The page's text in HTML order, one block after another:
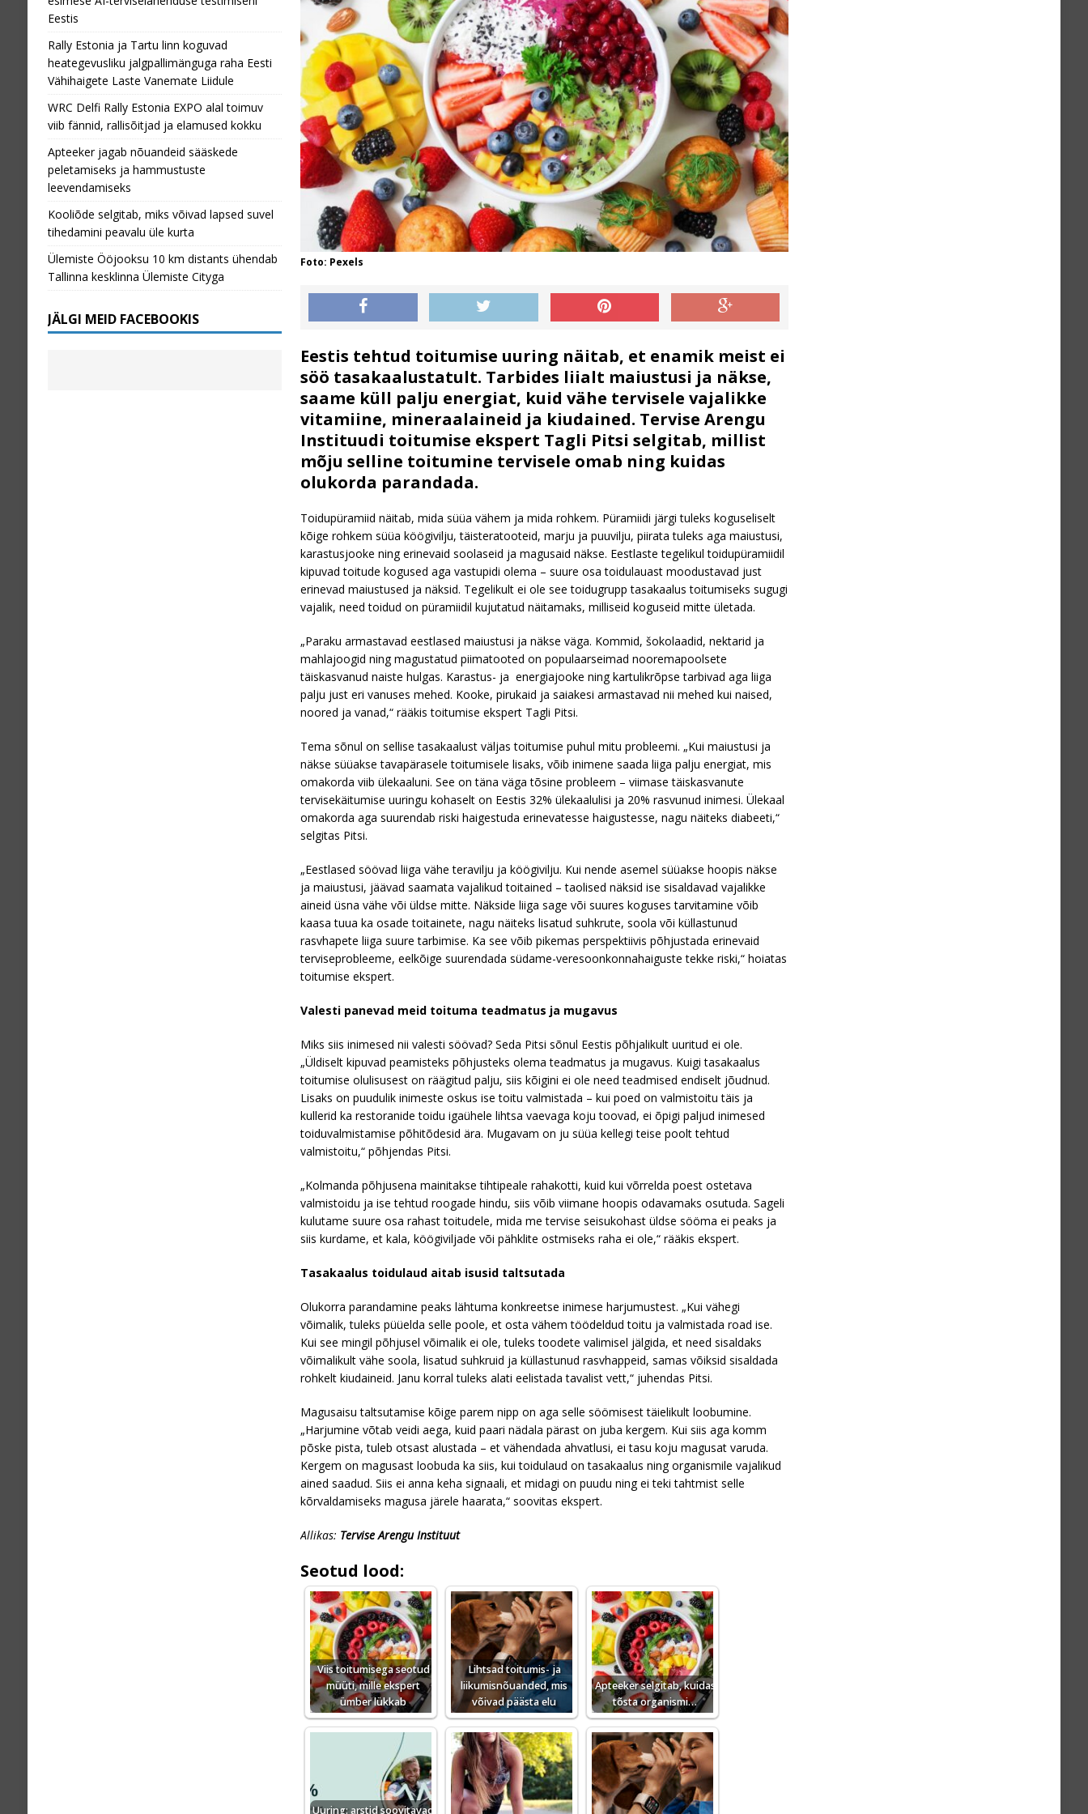
139 - 2026 AUGUST
Foto: Pexels
Eestis tehtud toitumise uuring näitab, et enamik meist ei
söö tasakaalustatult. Tarbides liialt maiustusi ja näkse,
saame küll palju energiat, kuid vähe tervisele vajalikke
vitamiine, mineraalaineid ja kiudained. Tervise Arengu
Instituudi toitumise ekspert Tagli Pitsi selgitab, millist
mõju selline toitumine tervisele omab ning kuidas
olukorda parandada.
Toidupüramiid näitab, mida süüa vähem ja mida rohkem. Püramiidi järgi tuleks koguseliselt
kõige rohkem süüa köögivilju, täisteratooteid, marju ja puuvilju, piirata tuleks aga maiustusi,
karastusjooke ning erinevaid soolaseid ja magusaid näkse. Eestlaste tegelikul toidupüramiidil
kipuvad toitude kogused aga vastupidi olema – suure osa toidulauast moodustavad just
erinevad maiustused ja näksid. Tegelikult ei ole see toidugrupp tasakaalus toitumiseks sugugi
vajalik, need toidud on püramiidil kujutatud näitamaks, milliseid koguseid mitte ületada.
„Paraku armastavad eestlased maiustusi ja näkse väga. Kommid, šokolaadid, nektarid ja
mahlajoogid ning magustatud piimatooted on populaarseimad nooremapoolsete
täiskasvanud naiste hulgas. Karastus- ja energiajooke ning kartulikrõpse tarbivad aga liiga
palju just eri vanuses mehed. Kooke, pirukaid ja saiakesi armastavad nii mehed kui naised,
noored ja vanad,“ rääkis toitumise ekspert Tagli Pitsi.
Tema sõnul on sellise tasakaalust väljas toitumise puhul mitu probleemi. „Kui maiustusi ja
näkse süüakse tavapärasele toitumisele lisaks, võib inimene saada liiga palju energiat, mis
omakorda viib ülekaaluni. See on täna väga tõsine probleem – viimase täiskasvanute
tervisekäitumise uuringu kohaselt on Eestis 32% ülekaalulisi ja 20% rasvunud inimesi. Ülekaal
omakorda aga suurendab riski haigestuda erinevatesse haigustesse, nagu näiteks diabeeti,“
selgitas Pitsi.
„Eestlased söövad liiga vähe teravilju ja köögivilju. Kui nende asemel süüakse hoopis näkse
ja maiustusi, jäävad saamata vajalikud toitained – taolised näksid ise sisaldavad vajalikke
aineid üsna vähe või üldse mitte. Näkside liiga sage või suures koguses tarvitamine võib
kaasa tuua ka osade toitainete, nagu näiteks lisatud suhkrute, soola või küllastunud
rasvhapete liiga suure tarbimise. Ka see võib pikemas perspektiivis põhjustada erinevaid
terviseprobleeme, eelkõige suurendada südame-veresoonkonnahaiguste tekke riski,“ hoiatas
toitumise ekspert.
Valesti panevad meid toituma teadmatus ja mugavus
Miks siis inimesed nii valesti söövad? Seda Pitsi sõnul Eestis põhjalikult uuritud ei ole.
„Üldiselt kipuvad peamisteks põhjusteks olema teadmatus ja mugavus. Kuigi tasakaalus
toitumise olulisusest on räägitud palju, siis kõigini ei ole need teadmised endiselt jõudnud.
Lisaks on puudulik inimeste oskus ise toitu valmistada – kui poed on valmistoitu täis ja
kullerid ka restoranide toidu igaühele lihtsa vaevaga koju toovad, ei õpigi paljud inimesed
toiduvalmistamise põhitõdesid ära. Mugavam on ju süüa kellegi teise poolt tehtud
valmistoitu,“ põhjendas Pitsi.
„Kolmanda põhjusena mainitakse tihtipeale rahakotti, kuid kui võrrelda poest ostetava
valmistoidu ja ise tehtud roogade hindu, siis võib viimane hoopis odavamaks osutuda. Sageli
kulutame suure osa rahast toitudele, mida me tervise seisukohast üldse sööma ei peaks ja
siis kurdame, et kala, köögiviljade või pähklite ostmiseks raha ei ole,“ rääkis ekspert.
Tasakaalus toidulaud aitab isusid taltsutada
Olukorra parandamine peaks lähtuma konkreetse inimese harjumustest. „Kui vähegi
võimalik, tuleks püüelda selle poole, et osta vähem töödeldud toitu ja valmistada road ise.
Kui see mingil põhjusel võimalik ei ole, tuleks toodete valimisel jälgida, et need sisaldaks
võimalikult vähe soola, lisatud suhkruid ja küllastunud rasvhappeid, samas võiksid sisaldada
rohkelt kiudaineid. Janu korral tuleks alati eelistada tavalist vett,“ juhendas Pitsi.
Magusaisu taltsutamise kõige parem nipp on aga selle söömisest täielikult loobumine.
„Harjumine võtab veidi aega, kuid paari nädala pärast on juba kergem. Kui siis aga komm
põske pista, tuleb otsast alustada – et vähendada ahvatlusi, ei tasu koju magusat varuda.
Kergem on magusast loobuda ka siis, kui toidulaud on tasakaalus ning organismile vajalikud
ained saadud. Siis ei anna keha signaali, et midagi on puudu ning ei teki tahtmist selle
kõrvaldamiseks magusa järele haarata,“ soovitas ekspert.
Allikas: Tervise Arengu Instituut
Seotud lood:
Viis toitumisega seotud
müüti, mille ekspert
ümber lükkab
Lihtsad toitumis- ja
liikumisnõuanded, mis
võivad päästa elu
Apteeker selgitab, kuidas
tõsta organismi…
Uuring: arstid soovitavad
Eestis
Rally Estonia ja Tartu linn koguvad
heategevusliku jalgpallimänguga raha Eesti
Vähihaigete Laste Vanemate Liidule
WRC Delfi Rally Estonia EXPO alal toimuv
viib fännid, rallisõitjad ja elamused kokku
Apteeker jagab nõuandeid sääskede
peletamiseks ja hammustuste
leevendamiseks
Kooliõde selgitab, miks võivad lapsed suvel
tihedamini peavalu üle kurta
Ülemiste Ööjooksu 10 km distants ühendab
Tallinna kesklinna Ülemiste Cityga
JÄLGI MEID FACEBOOKIS